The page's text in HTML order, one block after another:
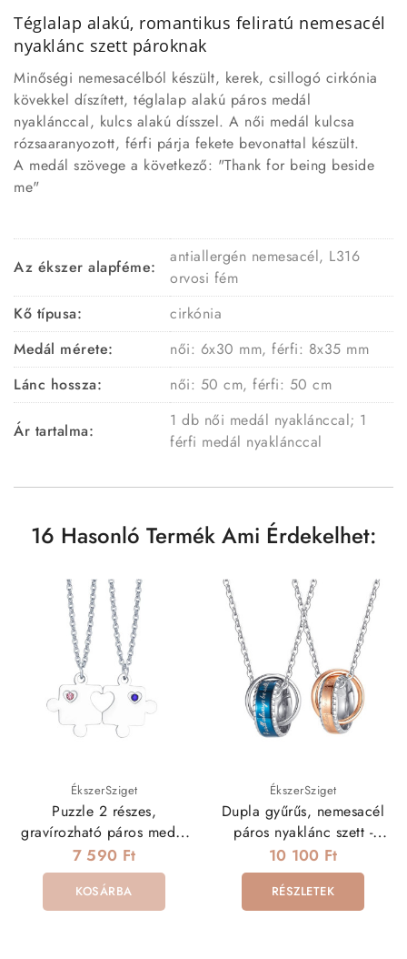
Téglalap alakú, romantikus feliratú nemesacél
nyaklánc szett pároknak
Minőségi nemesacélból készült, kerek, csillogó cirkónia
kövekkel díszített, téglalap alakú páros medál
nyaklánccal, kulcs alakú dísszel. A női medál kulcsa
rózsaaranyozott, férfi párja fekete bevonattal készült.
A medál szövege a következő: "Thank for being beside
me"
Az ékszer alapféme:
antiallergén nemesacél, L316
orvosi fém
Kő típusa:
cirkónia
Medál mérete:
női: 6x30 mm, férfi: 8x35 mm
Lánc hossza:
női: 50 cm, férfi: 50 cm
Ár tartalma:
1 db női medál nyaklánccal; 1
férfi medál nyaklánccal
16 Hasonló Termék Ami Érdekelhet:
ÉkszerSziget
Puzzle 2 részes,
gravírozható páros medál
és nyaklánc szett
7 590 Ft
KOSÁRBA
ÉkszerSziget
Dupla gyűrűs, nemesacél
páros nyaklánc szett -
Örökké veled leszek
10 100 Ft
RÉSZLETEK